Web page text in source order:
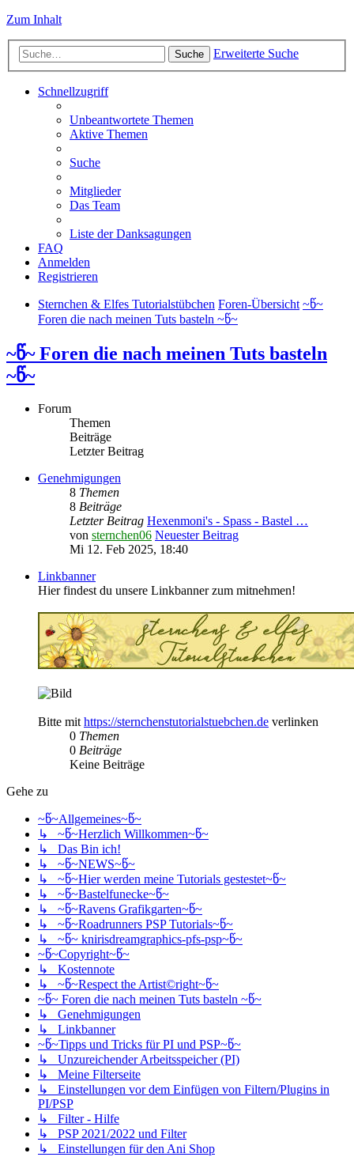
Zum Inhalt
Suche Erweiterte Suche
Schnellzugriff
Unbeantwortete Themen
Aktive Themen
Suche
Mitglieder
Das Team
Liste der Danksagungen
FAQ
Anmelden
Registrieren
Sternchen & Elfes Tutorialstübchen Foren-Übersicht ~წ~
Foren die nach meinen Tuts basteln ~წ~
~წ~ Foren die nach meinen Tuts basteln
~წ~
Forum
Themen
Beiträge
Letzter Beitrag
Genehmigungen
8 Themen
8 Beiträge
Letzter Beitrag Hexenmoni's - Spass - Bastel …
von sternchen06 Neuester Beitrag
Mi 12. Feb 2025, 18:40
Linkbanner
Hier findest du unsere Linkbanner zum mitnehmen!
Bitte mithttps://sternchenstutorialstuebchen.de verlinken
0 Themen
0 Beiträge
Keine Beiträge
Gehe zu
~წ~Allgemeines~წ~
↳ ~წ~Herzlich Willkommen~წ~
↳ Das Bin ich!
↳ ~წ~NEWS~წ~
↳ ~წ~Hier werden meine Tutorials gestestet~წ~
↳ ~წ~Bastelfunecke~წ~
↳ ~წ~Ravens Grafikgarten~წ~
↳ ~წ~Roadrunners PSP Tutorials~წ~
↳ ~წ~ knirisdreamgraphics-pfs-psp~წ~
~წ~Copyright~წ~
↳ Kostennote
↳ ~წ~Respect the Artist©right~წ~
~წ~ Foren die nach meinen Tuts basteln ~წ~
↳ Genehmigungen
↳ Linkbanner
~წ~Tipps und Tricks für PI und PSP~წ~
↳ Unzureichender Arbeitsspeicher (PI)
↳ Meine Filterseite
↳ Einstellungen vor dem Einfügen von Filtern/Plugins in
PI/PSP
↳ Filter - Hilfe
↳ PSP 2021/2022 und Filter
↳ Einstellungen für den Ani Shop